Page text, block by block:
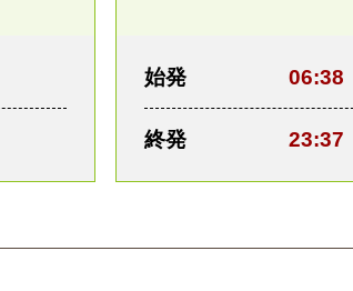
始発 06:38
終発 23:37